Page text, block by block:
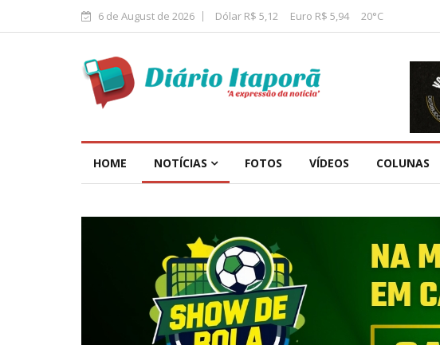
6 de August de 2026 Dólar R$ 5,12 Euro R$ 5,94 20°C
HOME NOTÍCIAS FOTOS VÍDEOS COLUNAS